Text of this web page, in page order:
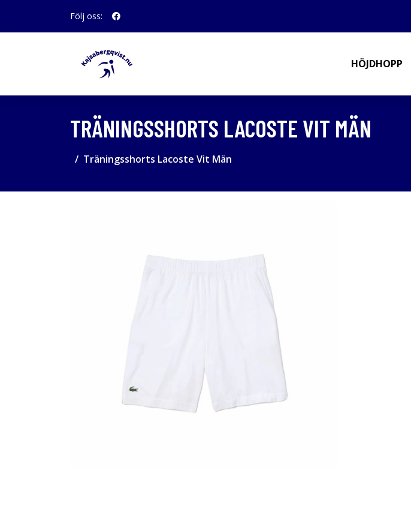
Följ oss:
HÖJDHOPP
TRÄNINGSSHORTS LACOSTE VIT MÄN
Träningsshorts Lacoste Vit Män